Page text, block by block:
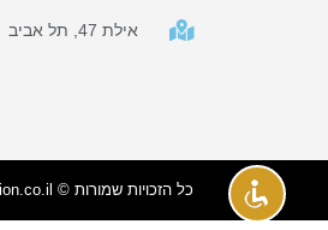
אילת 47, תל אביב
כל הזכויות שמורות © mamacitafashion.co.il